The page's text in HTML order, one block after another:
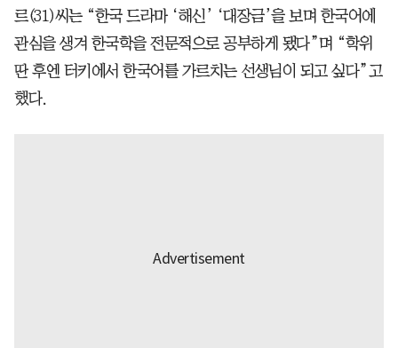
르(31)씨는 “한국 드라마 ‘해신’ ‘대장금’을 보며 한국어에
관심을 생겨 한국학을 전문적으로 공부하게 됐다”며 “학위
딴 후엔 터키에서 한국어를 가르치는 선생님이 되고 싶다”고
했다.